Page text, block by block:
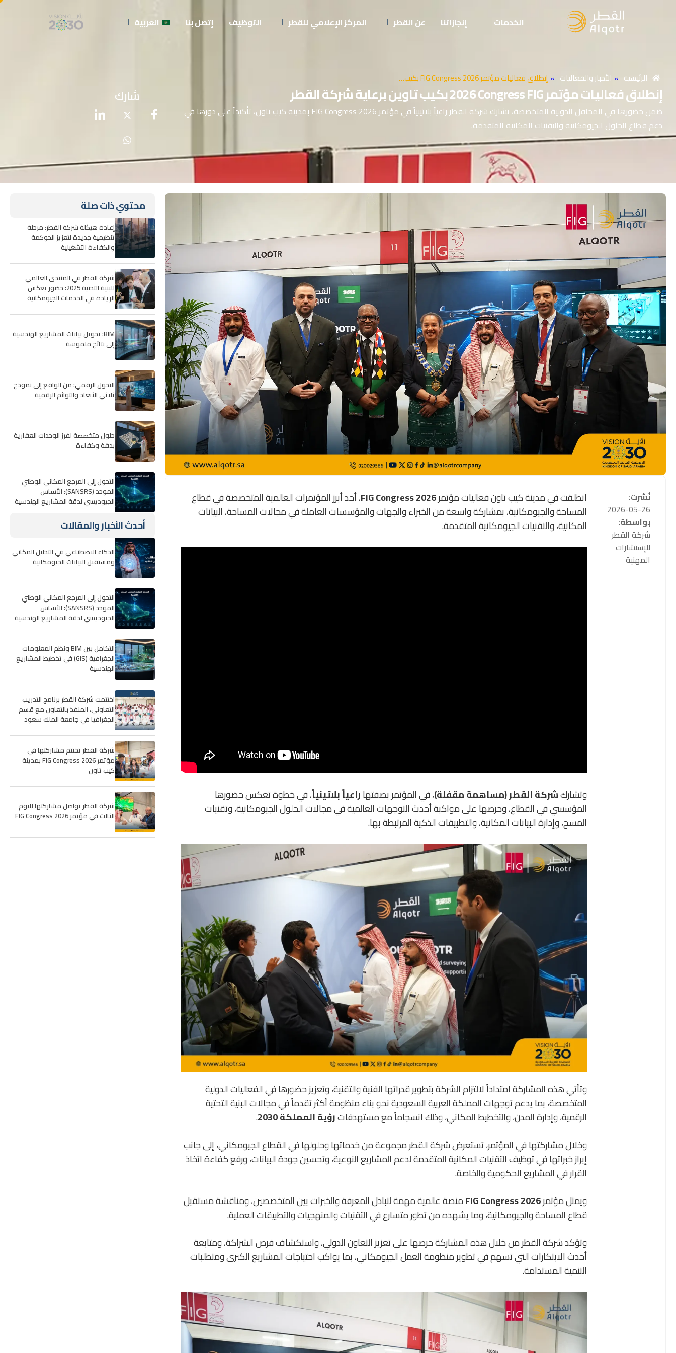
الخدمات إنجازاتنا عن القطر المركز الإعلامي للقطر التوظيف إتصل بنا العربية
الرئيسية » الأخبار والفعاليات » إنطلاق فعاليات مؤتمر FIG Congress 2026 بكيب…
إنطلاقفعالياتمؤتمرFIG
Congress
2026بكيبتاوينبرعايةشركةالقطر
ضمن حضورها في المحافل الدولية المتخصصة، تشارك شركة القطر راعياً بلاتينياً في مؤتمر FIG Congress 2026 بمدينة كيب تاون، تأكيداً على دورها في
دعم قطاع الحلول الجيومكانية والتقنيات المكانية المتقدمة.
شارك
نُشرت:
2026-05-26
بواسطة:
شركة القطر
للإستشارات
المهنية
انطلقت في مدينة كيب تاون فعاليات مؤتمرFIG Congress 2026، أحد أبرز المؤتمرات العالمية المتخصصة في قطاع
المساحة والجيومكانية، بمشاركة واسعة من الخبراء والجهات والمؤسسات العاملة في مجالات المساحة، البيانات
المكانية، والتقنيات الجيومكانية المتقدمة.
وتشاركشركة القطر (مساهمة مقفلة)، في المؤتمر بصفتهاراعياً بلاتينياً، في خطوة تعكس حضورها
المؤسسي في القطاع، وحرصها على مواكبة أحدث التوجهات العالمية في مجالات الحلول الجيومكانية، وتقنيات
المسح، وإدارة البيانات المكانية، والتطبيقات الذكية المرتبطة بها.
وتأتي هذه المشاركة امتداداً لالتزام الشركة بتطوير قدراتها الفنية والتقنية، وتعزيز حضورها في الفعاليات الدولية
المتخصصة، بما يدعم توجهات المملكة العربية السعودية نحو بناء منظومة أكثر تقدماً في مجالات البنية التحتية
الرقمية، وإدارة المدن، والتخطيط المكاني، وذلك انسجاماً مع مستهدفاترؤية المملكة 2030
.
وخلال مشاركتها في المؤتمر، تستعرض شركة القطر مجموعة من خدماتها وحلولها في القطاع الجيومكاني، إلى جانب
إبراز خبراتها في توظيف التقنيات المكانية المتقدمة لدعم المشاريع النوعية، وتحسين جودة البيانات، ورفع كفاءة اتخاذ
القرار في المشاريع الحكومية والخاصة.
ويمثل مؤتمرFIG Congress 2026منصة عالمية مهمة لتبادل المعرفة والخبرات بين المتخصصين، ومناقشة مستقبل
قطاع المساحة والجيومكانية، وما يشهده من تطور متسارع في التقنيات والمنهجيات والتطبيقات العملية.
وتؤكد شركة القطر من خلال هذه المشاركة حرصها على تعزيز التعاون الدولي، واستكشاف فرص الشراكة، ومتابعة
أحدث الابتكارات التي تسهم في تطوير منظومة العمل الجيومكاني، بما يواكب احتياجات المشاريع الكبرى ومتطلبات
التنمية المستدامة.
محتوي ذات صلة
إعادة هيكلة شركة القطر: مرحلة
تنظيمية جديدة لتعزيز الحوكمة
والكفاءة التشغيلية
شركة القطر في المنتدى العالمي
للبنية التحتية 2025: حضور يعكس
الريادة في الخدمات الجيومكانية
BIM: تحويل بيانات المشاريع الهندسية
إلى نتائج ملموسة
التحول الرقمي: من الواقع إلى نموذج
ثلاثي الأبعاد والتوائم الرقمية
حلول متخصصة لفرز الوحدات العقارية
بدقة وكفاءة
التحول إلى المرجع المكاني الوطني
الموحد (SANSRS): الأساس
الجيوديسي لدقة المشاريع الهندسية
أحدث الأخبار والمقالات
الذكاء الاصطناعي في التحليل المكاني
ومستقبل البيانات الجيومكانية
التحول إلى المرجع المكاني الوطني
الموحد (SANSRS): الأساس
الجيوديسي لدقة المشاريع الهندسية
التكامل بين BIM ونظم المعلومات
الجغرافية (GIS) في تخطيط المشاريع
الهندسية
اختتمت شركة القطر برنامج التدريب
التعاوني، المنفذ بالتعاون مع قسم
الجغرافيا في جامعة الملك سعود
شركة القطر تختتم مشاركتها في
مؤتمر FIG Congress 2026 بمدينة
كيب تاون
شركة القطر تواصل مشاركتها لليوم
الثالث في مؤتمر FIG Congress 2026